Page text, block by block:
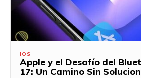
IOS
Apple y el Desafío del
17: Un Camino Sin